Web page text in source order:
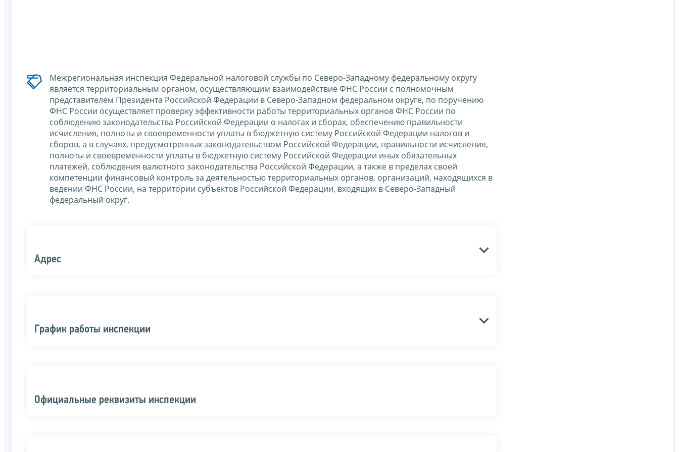
Межрегиональная инспекция Федеральной налоговой службы по Северо-Западному федеральному округу
является территориальным органом, осуществляющим взаимодействие ФНС России с полномочным
представителем Президента Российской Федерации в Северо-Западном федеральном округе, по поручению
ФНС России осуществляет проверку эффективности работы территориальных органов ФНС России по
соблюдению законодательства Российской Федерации о налогах и сборах, обеспечению правильности
исчисления, полноты и своевременности уплаты в бюджетную систему Российской Федерации налогов и
сборов, а в случаях, предусмотренных законодательством Российской Федерации, правильности исчисления,
полноты и своевременности уплаты в бюджетную систему Российской Федерации иных обязательных
платежей, соблюдения валютного законодательства Российской Федерации, а также в пределах своей
компетенции финансовый контроль за деятельностью территориальных органов, организаций, находящихся в
ведении ФНС России, на территории субъектов Российской Федерации, входящих в Северо-Западный
федеральный округ.
Адрес
График работы инспекции
Официальные реквизиты инспекции